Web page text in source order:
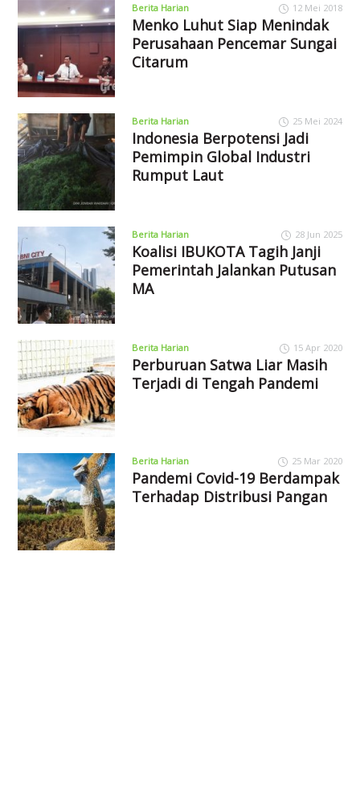
Berita Harian 12 Mei 2018
Menko Luhut Siap Menindak
Perusahaan Pencemar Sungai
Citarum
Berita Harian 25 Mei 2024
Indonesia Berpotensi Jadi
Pemimpin Global Industri
Rumput Laut
Berita Harian 28 Jun 2025
Koalisi IBUKOTA Tagih Janji
Pemerintah Jalankan Putusan
MA
Berita Harian 15 Apr 2020
Perburuan Satwa Liar Masih
Terjadi di Tengah Pandemi
Berita Harian 25 Mar 2020
Pandemi Covid-19 Berdampak
Terhadap Distribusi Pangan